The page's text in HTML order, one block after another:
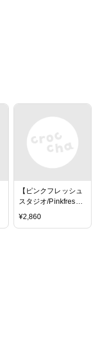
【ピンクフレッシュ
スタジオ/Pinkfresh
Studio】クリアスタ
ンプ - Lemons and
¥2,860